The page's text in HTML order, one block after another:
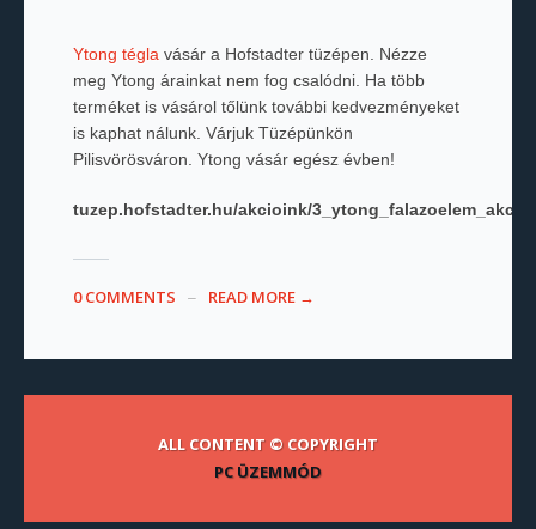
Ytong tégla vásár a Hofstadter tüzépen. Nézze
meg Ytong árainkat nem fog csalódni. Ha több
terméket is vásárol tőlünk további kedvezményeket
is kaphat nálunk. Várjuk Tüzépünkön
Pilisvörösváron. Ytong vásár egész évben!
tuzep.hofstadter.hu/akcioink/3_ytong_falazoelem_akcio/
0 COMMENTS READ MORE →
ALL CONTENT © COPYRIGHT
PC ÜZEMMÓD